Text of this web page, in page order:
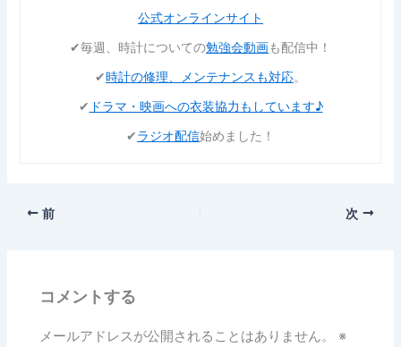
公式オンラインサイト
✔︎毎週、時計についての勉強会動画も配信中！
✔︎時計の修理、メンテナンスも対応。
✔︎ ドラマ・映画への衣装協力もしています♪
✔︎ラジオ配信始めました！
前 次
コメントする
メールアドレスが公開されることはありません。 ※